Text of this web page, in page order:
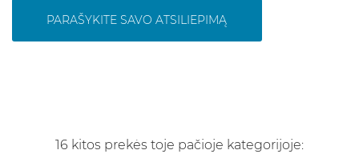
PARAŠYKITE SAVO ATSILIEPIMĄ
16 kitos prekės toje pačioje kategorijoje: